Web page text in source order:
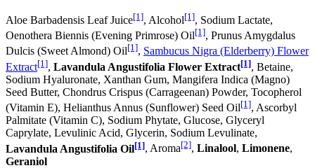
Aloe Barbadensis Leaf Juice[1], Alcohol[1], Sodium Lactate,
Oenothera Biennis (Evening Primrose) Oil[1], Prunus Amygdalus
Dulcis (Sweet Almond) Oil[1], Sambucus Nigra (Elderberry) Flower
Extract[1], Lavandula Angustifolia Flower Extract[1], Betaine,
Sodium Hyaluronate, Xanthan Gum, Mangifera Indica (Magno)
Seed Butter, Chondrus Crispus (Carrageenan) Powder, Tocopherol
(Vitamin E), Helianthus Annus (Sunflower) Seed Oil[1], Ascorbyl
Palmitate (Vitamin C), Sodium Phytate, Glucose, Glyceryl
Caprylate, Levulinic Acid, Glycerin, Sodium Levulinate,
Lavandula Angustifolia Oil[1], Aroma[2], Linalool, Limonene,
Geraniol